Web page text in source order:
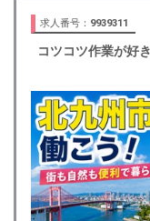
求人番号： 9939311
コツコツ作業が好